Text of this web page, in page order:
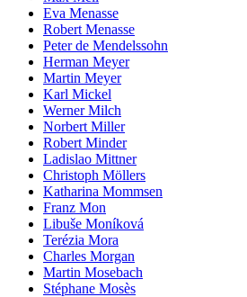
Eva Menasse
Robert Menasse
Peter de Mendelssohn
Herman Meyer
Martin Meyer
Karl Mickel
Werner Milch
Norbert Miller
Robert Minder
Ladislao Mittner
Christoph Möllers
Katharina Mommsen
Franz Mon
Libuše Moníková
Terézia Mora
Charles Morgan
Martin Mosebach
Stéphane Mosès